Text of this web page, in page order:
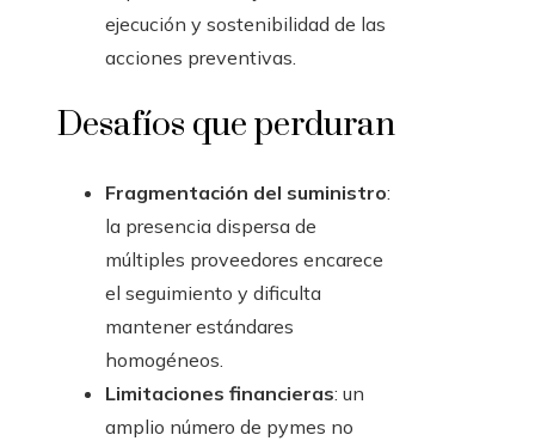
ejecución y sostenibilidad de las
acciones preventivas.
Desafíos que perduran
Fragmentación del suministro:
la presencia dispersa de
múltiples proveedores encarece
el seguimiento y dificulta
mantener estándares
homogéneos.
Limitaciones financieras: un
amplio número de pymes no